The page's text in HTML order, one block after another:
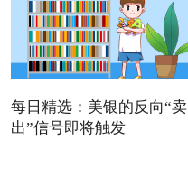
每日精选：美银的反向“卖
出”信号即将触发